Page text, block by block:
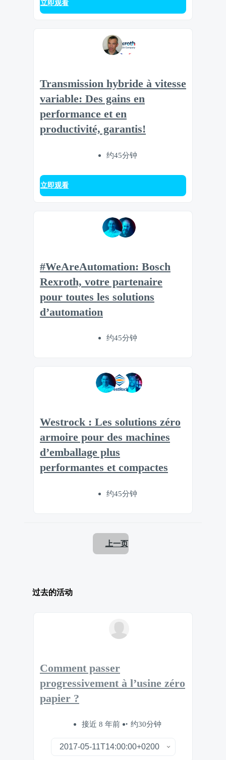
立即观看
Transmission hybride à vitesse
variable: Des gains en
performance et en
productivité, garantis!
约45分钟
立即观看
#WeAreAutomation: Bosch
Rexroth, votre partenaire
pour toutes les solutions
d’automation
约45分钟
Westrock : Les solutions zéro
armoire pour des machines
d’emballage plus
performantes et compactes
约45分钟
上一页
过去的活动
Comment passer
progressivement à l’usine zéro
papier ?
接近 8 年前 约30分钟